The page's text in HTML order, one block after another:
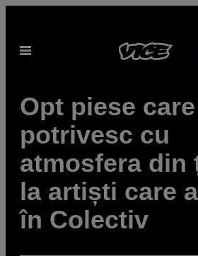
content
Open
Opt piese
potrivesc cu
atmosfera din
la artiști care
în Colectiv